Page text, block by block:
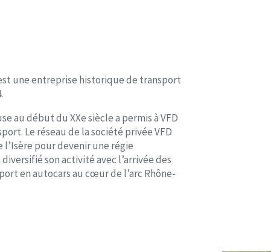
une entreprise historique de transport
au début du XXe siècle a permis à VFD
Le réseau de la société privée VFD
l’Isère pour devenir une régie
son activité avec l’arrivée des
en autocars au cœur de l’arc Rhône-